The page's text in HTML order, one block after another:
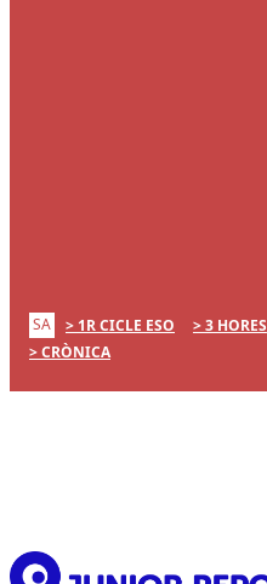
SA 1R CICLE ESO 3 HORES
CRÒNICA